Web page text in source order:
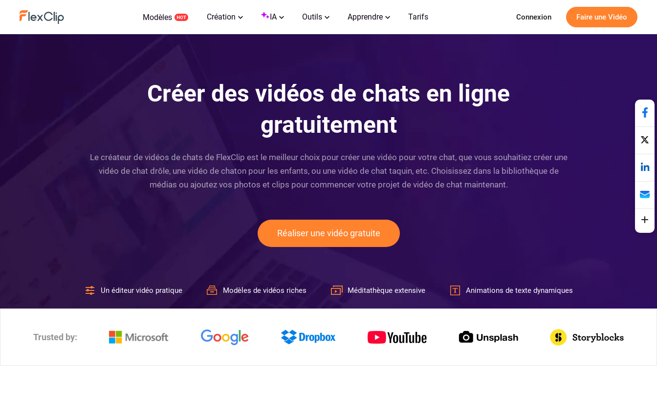
Modèles Création IA Outils Apprendre Tarifs Connexion Faire une Vidéo
Créer des vidéos de chats en ligne
gratuitement
Le créateur de vidéos de chats de FlexClip est le meilleur choix pour créer une vidéo pour votre chat, que vous souhaitiez créer une
vidéo de chat drôle, une vidéo de chaton pour les enfants, ou une vidéo de chat taquin, etc. Choisissez dans la bibliothèque de
médias ou ajoutez vos photos et clips pour commencer votre projet de vidéo de chat maintenant.
Réaliser une vidéo gratuite
Un éditeur vidéo pratique Modèles de vidéos riches Méditathèque extensive Animations de texte dynamiques
Trusted by: